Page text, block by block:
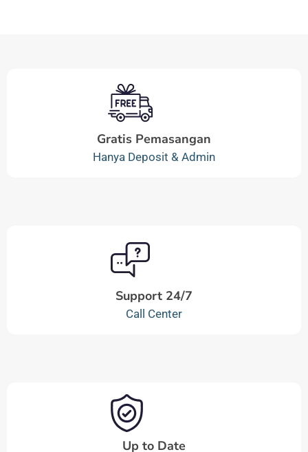
Gratis Pemasangan
Hanya Deposit & Admin
Support 24/7
Call Center
Up to Date